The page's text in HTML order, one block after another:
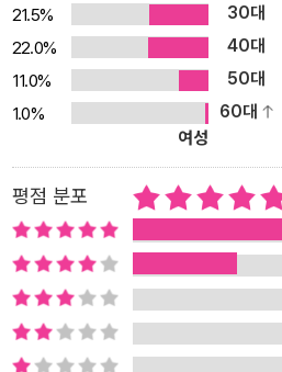
도전하는 인간의 욕망이 가져올 파국을
두 작품들이 맹목적인 과학의 위험성
다면, 『홍수의 해』에서는 환경주의자
우드의 모습을 선명하게 확인할 수 있
며 자연에서 나온 것만 입고 사용하는
로 숭배하는 과거의 환경 운동가들, 멸
로 사용하는 ‘미친 아담’과 세계 곳곳에
등 작중에 담긴 뚜렷한 환경주의적 장치
저버》에 의해 환경 분야 필독서로 선정되기도 했다.
지미를 중심으로 서술된 『오릭스와 크레
주요 인물들은 대부분 여성으로 설정
모를 동시에 지닌 토비, 유약하지만 우
21.5%
30대
22.0%
40대
11.0%
50대
1.0%
60대
여성
평점 분포